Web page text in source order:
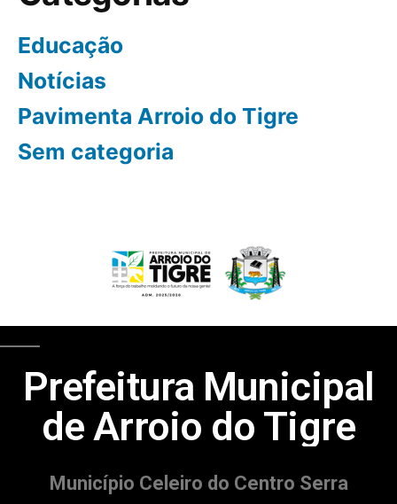
Educação
Notícias
Pavimenta Arroio do Tigre
Sem categoria
Prefeitura Municipal
de Arroio do Tigre
Município Celeiro do Centro Serra